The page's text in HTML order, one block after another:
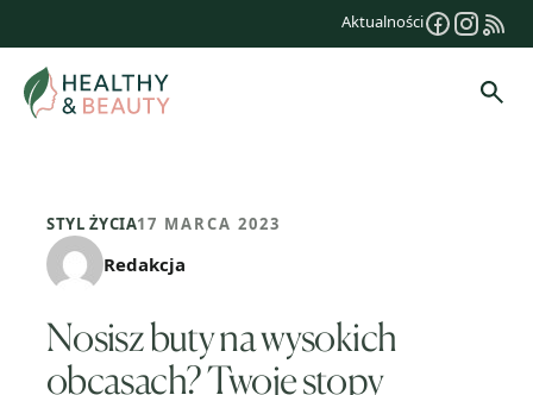
treści
Aktualności
STYL ŻYCIA17 MARCA 2023
Redakcja
Nosisz buty na wysokich
obcasach? Twoje stopy